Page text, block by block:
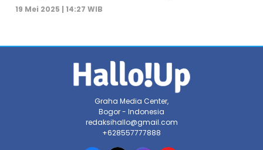
19 Mei 2025 | 14:27 WIB
Graha Media Center,
Bogor - Indonesia
redaksihallo@gmail.com
+628557777888